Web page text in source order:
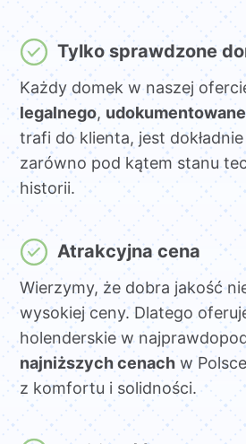
Tylko sprawdzone
Każdy domek w naszej
legalnego,
trafi do klienta, jest
zarówno pod kątem stanu
historii.
Atrakcyjna cena
Wierzymy, że dobra jakość
wysokiej ceny. Dlatego
holenderskie w
najniższych cenachw
z komfortu i solidności.